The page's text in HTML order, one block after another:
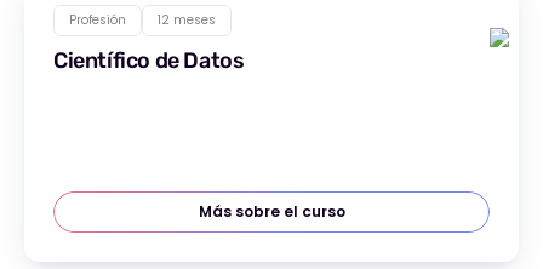
Profesión 12 meses
Científico de Datos
Más sobre el curso